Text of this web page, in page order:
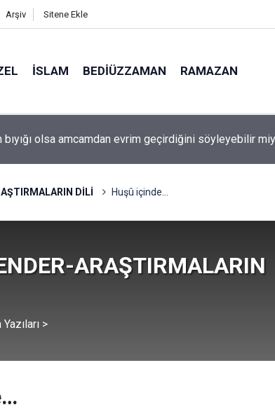
Arşiv Sitene Ekle
İSLAM BEDIÜZZAMAN RAMAZAN
12 Ağustos'ta: Türkiye'den görülecek mi?
DİLİ Huşû içinde…
ARAŞTIRMALARIN
>